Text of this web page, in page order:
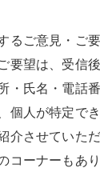
支援
募集
るご意見・ご
要望は、受信
・氏名・電話
個人が特定で
介させていた
コーナーもあ